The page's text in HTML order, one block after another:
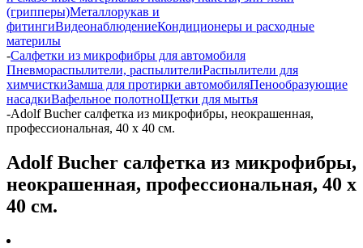
(грипперы)Металлорукав и
фитингиВидеонаблюдениеКондиционеры и расходные
материлы
-Салфетки из микрофибры для автомобиля
Пневмораспылители, распылителиРаспылители для
химчисткиЗамша для протирки автомобиляПенообразующие
насадкиВафельное полотноЩетки для мытья
-Adolf Bucher cалфетка из микрофибры, неокрашенная,
профессиональная, 40 х 40 см.
Adolf Bucher cалфетка из микрофибры,
неокрашенная, профессиональная, 40 х
40 см.